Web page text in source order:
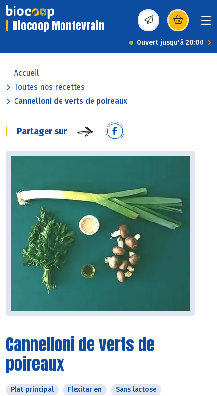
Biocoop Montevrain (s’ouvre dans une
Ouvert jusqu'à 20:00
Accueil
Toutes nos recettes
Cannelloni de verts de poireaux
Partager sur
Cannelloni de verts de
poireaux
Plat principal Flexitarien
Sans lactose